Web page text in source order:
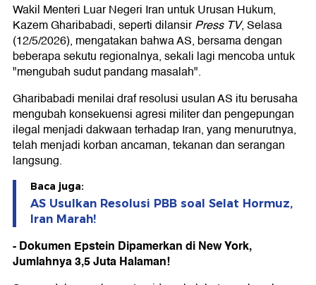
Wakil Menteri Luar Negeri Iran untuk Urusan Hukum,
Kazem Gharibabadi, seperti dilansirPress TV, Selasa
(12/5/2026), mengatakan bahwa AS, bersama dengan
beberapa sekutu regionalnya, sekali lagi mencoba untuk
"mengubah sudut pandang masalah".
Gharibabadi menilai draf resolusi usulan AS itu berusaha
mengubah konsekuensi agresi militer dan pengepungan
ilegal menjadi dakwaan terhadap Iran, yang menurutnya,
telah menjadi korban ancaman, tekanan dan serangan
langsung.
Baca juga:
AS Usulkan Resolusi PBB soal Selat Hormuz,
Iran Marah!
- Dokumen Epstein Dipamerkan di New York,
Jumlahnya 3,5 Juta Halaman!